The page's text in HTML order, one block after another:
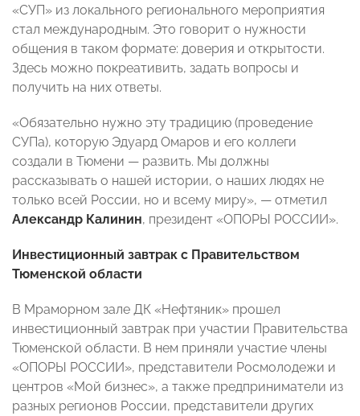
«СУП» из локального регионального мероприятия
стал международным. Это говорит о нужности
общения в таком формате: доверия и открытости.
Здесь можно покреативить, задать вопросы и
получить на них ответы.
«Обязательно нужно эту традицию (проведение
СУПа), которую Эдуард Омаров и его коллеги
создали в Тюмени — развить. Мы должны
рассказывать о нашей истории, о наших людях не
только всей России, но и всему миру», — отметил
Александр Калинин, президент «ОПОРЫ РОССИИ».
Инвестиционный завтрак с Правительством
Тюменской области
В Мраморном зале ДК «Нефтяник» прошел
инвестиционный завтрак при участии Правительства
Тюменской области. В нем приняли участие члены
«ОПОРЫ РОССИИ», представители Росмолодежи и
центров «Мой бизнес», а также предприниматели из
разных регионов России, представители других